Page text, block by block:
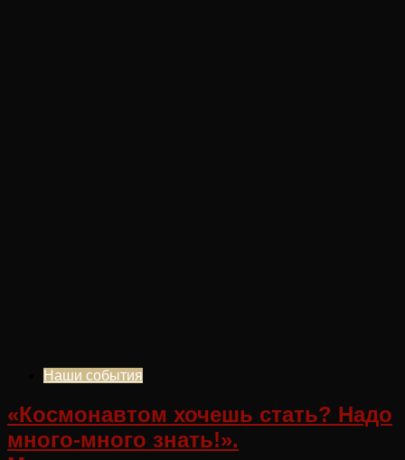
Наши события
«Космонавтом хочешь стать? Надо
много-много знать!».